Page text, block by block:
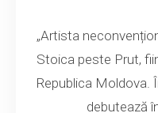
„Artista
Stoica peste Prut,
Republica Moldova.
debutează